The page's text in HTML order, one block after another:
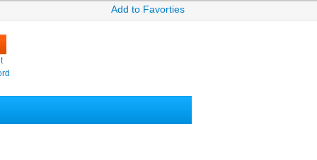
Add to Favorties